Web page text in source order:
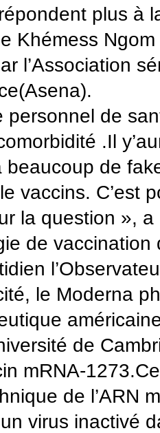
plus à
Khémess Ngom
l’Association
personnel de
.Il
beaucoup de
vaccins. C’est
la question »,
de
le Moderna
de
mRNA-
de l’ARN
virus inactivé